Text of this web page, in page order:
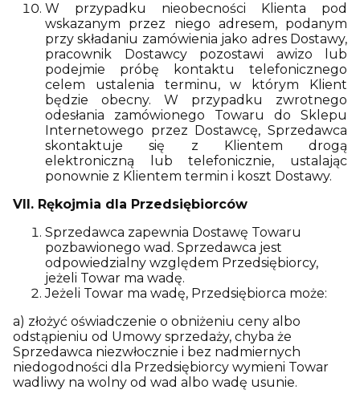
W przypadku nieobecności Klienta pod
wskazanym przez niego adresem, podanym
przy składaniu zamówienia jako adres Dostawy,
pracownik Dostawcy pozostawi awizo lub
podejmie próbę kontaktu telefonicznego
celem ustalenia terminu, w którym Klient
będzie obecny. W przypadku zwrotnego
odesłania zamówionego Towaru do Sklepu
Internetowego przez Dostawcę, Sprzedawca
skontaktuje się z Klientem drogą
elektroniczną lub telefonicznie, ustalając
ponownie z Klientem termin i koszt Dostawy.
VII. Rękojmia dla Przedsiębiorców
Sprzedawca zapewnia Dostawę Towaru
pozbawionego wad. Sprzedawca jest
odpowiedzialny względem Przedsiębiorcy,
jeżeli Towar ma wadę.
Jeżeli Towar ma wadę, Przedsiębiorca może:
a) złożyć oświadczenie o obniżeniu ceny albo
odstąpieniu od Umowy sprzedaży, chyba że
Sprzedawca niezwłocznie i bez nadmiernych
niedogodności dla Przedsiębiorcy wymieni Towar
wadliwy na wolny od wad albo wadę usunie.